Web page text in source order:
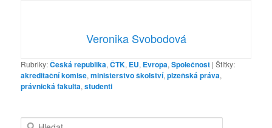
Veronika Svobodová
Rubriky:Česká republika,ČTK, EU, Evropa,Společnost |Štítky:
akreditační komise,ministerstvo školství,plzeňská práva,
právnická fakulta,studenti